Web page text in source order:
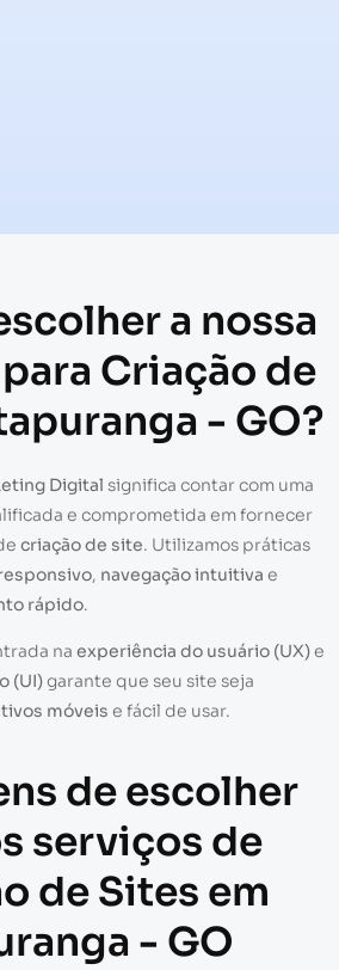
a nossa
Criação de
- GO?
Digital significa contar com uma
e comprometida em fornecer
criação de site. Utilizamos práticas
, navegação intuitiva e
rápido.
na experiência do usuário (UX)e
(UI)garante que seu site seja
móveis e fácil de usar.
de escolher
serviços de
de Sites em
- GO